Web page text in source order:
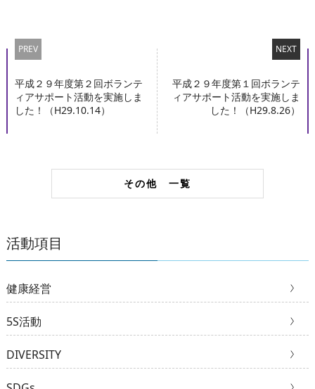
PREV
平成２９年度第２回ボランテ
ィアサポート活動を実施しま
した！（H29.10.14）
NEXT
平成２９年度第１回ボランテ
ィアサポート活動を実施しま
した！（H29.8.26）
その他 一覧
活動項目
健康経営
5S活動
DIVERSITY